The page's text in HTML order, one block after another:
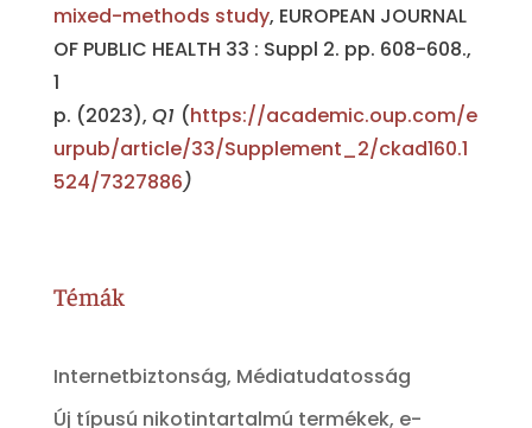
mixed-methods study, EUROPEAN JOURNAL
OF PUBLIC HEALTH 33 : Suppl 2. pp. 608-608.,
1
p. (2023), Q1 (https://academic.oup.com/e
urpub/article/33/Supplement_2/ckad160.1
524/7327886)
Témák
Internetbiztonság, Médiatudatosság
Új típusú nikotintartalmú termékek, e-